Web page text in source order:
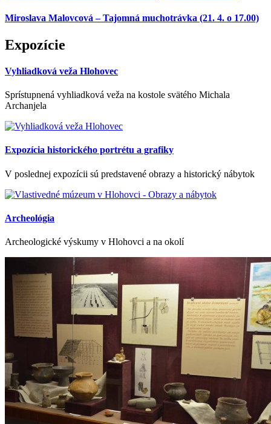
Miroslava Malovcová – Tajomná muchotrávka (21. 4. o 17.00)
Expozície
Vyhliadková veža Hlohovec
Sprístupnená vyhliadková veža na kostole svätého Michala
Archanjela
Expozícia historického portrétu a grafiky
V poslednej expozícii sú predstavené obrazy a historický nábytok
Archeológia
Archeologické výskumy v Hlohovci a na okolí